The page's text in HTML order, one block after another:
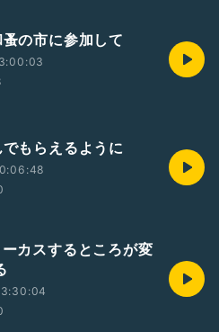
の市に参加して
もらえるように
カスするところが変